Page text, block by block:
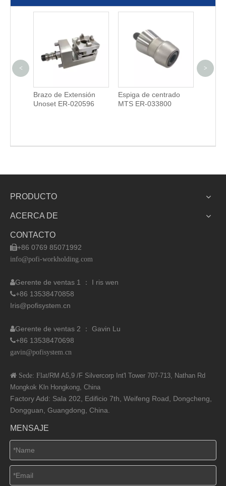
Brazo de Extensión
Unoset ER-020596
Espiga de centrado
MTS ER-033800
< >
PRODUCTO
ACERCA DE
CONTACTO
+86 0769 85071992
info@pofi-workholding.com
Gerente de ventas 1 ： I ris wen
+86 13538470858
Iris@pofisystem.cn
Gerente de ventas 2 ： Gavin Lu
+86 13538470698
gavin@pofisystem.cn
 Sede: Flat/RM A5,9 /F Silvercorp Int'l Tower 707-713, Nathan Rd
Mongkok Kln Hongkong, China
Factory Add: Sala 202, Edificio 7th, Weifeng Road, Dongcheng,
Dongguan, Guangdong, China.
MENSAJE